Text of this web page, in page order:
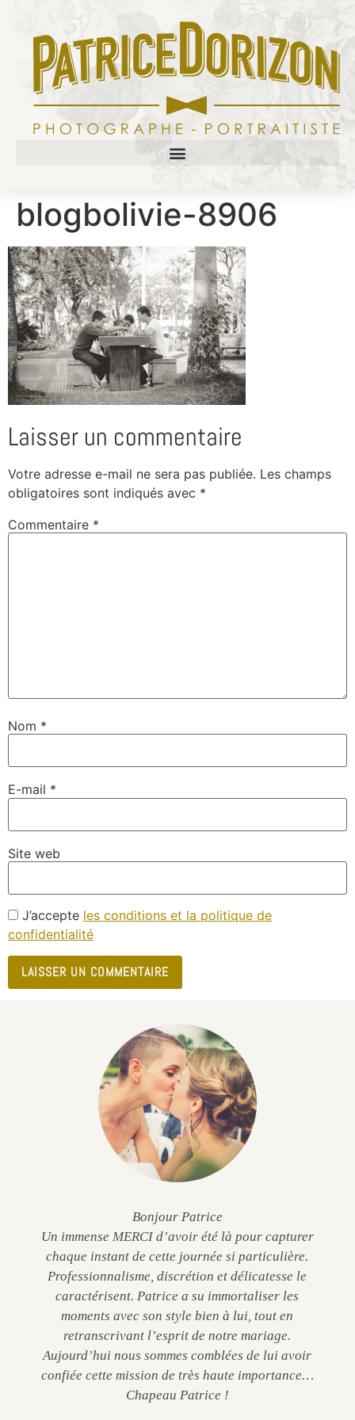
blogbolivie-8906
Laisser un commentaire
Votre adresse e-mail ne sera pas publiée. Les champs
obligatoires sont indiqués avec *
Commentaire *
Nom *
E-mail *
Site web
J’accepte les conditions et la politique de
confidentialité
Bonjour Patrice
Un immense MERCI d’avoir été là pour capturer
chaque instant de cette journée si particulière.
Professionnalisme, discrétion et délicatesse le
caractérisent. Patrice a su immortaliser les
moments avec son style bien à lui, tout en
retranscrivant l’esprit de notre mariage.
Aujourd’hui nous sommes comblées de lui avoir
confiée cette mission de très haute importance…
Chapeau Patrice !